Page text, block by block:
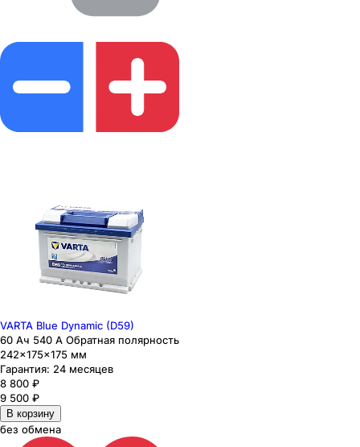
VARTA Blue Dynamic (D59)
60 Ач 540 А Обратная полярность
242×175×175 мм
Гарантия: 24 месяцев
8 800 ₽
9 500 ₽
В корзину
без обмена